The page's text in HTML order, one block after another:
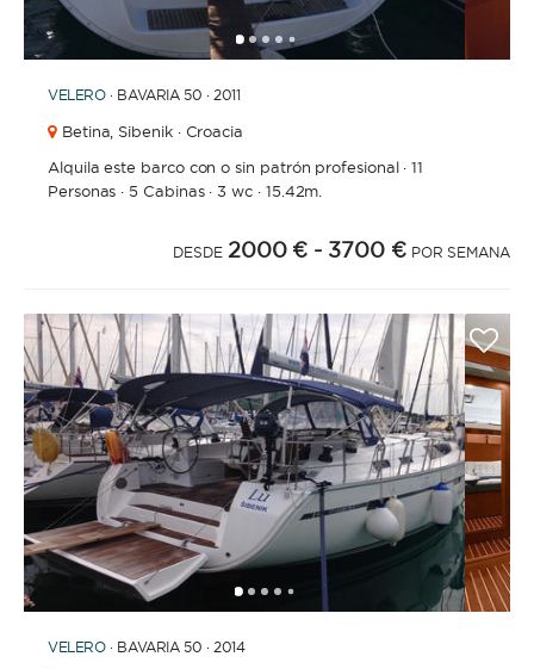
12345
VELERO · BAVARIA 50 · 2011
Betina, Sibenik · Croacia
Alquila este barco con o sin patrón profesional·11
Personas · 5 Cabinas·3 wc · 15.42m.
DESDE 2000 € - 3700 € POR SEMANA
12345
VELERO · BAVARIA 50 · 2014